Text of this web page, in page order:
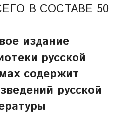
В СОСТАВЕ 50
издание
русской
содержит
русской